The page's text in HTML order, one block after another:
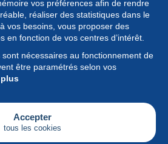
vos préférences afin de rendre
réaliser des statistiques dans le
vos besoins, vous proposer des
en fonction de vos centres d’intérêt.
nécessaires au fonctionnement de
être paramétrés selon vos
Accepter
tous les cookies